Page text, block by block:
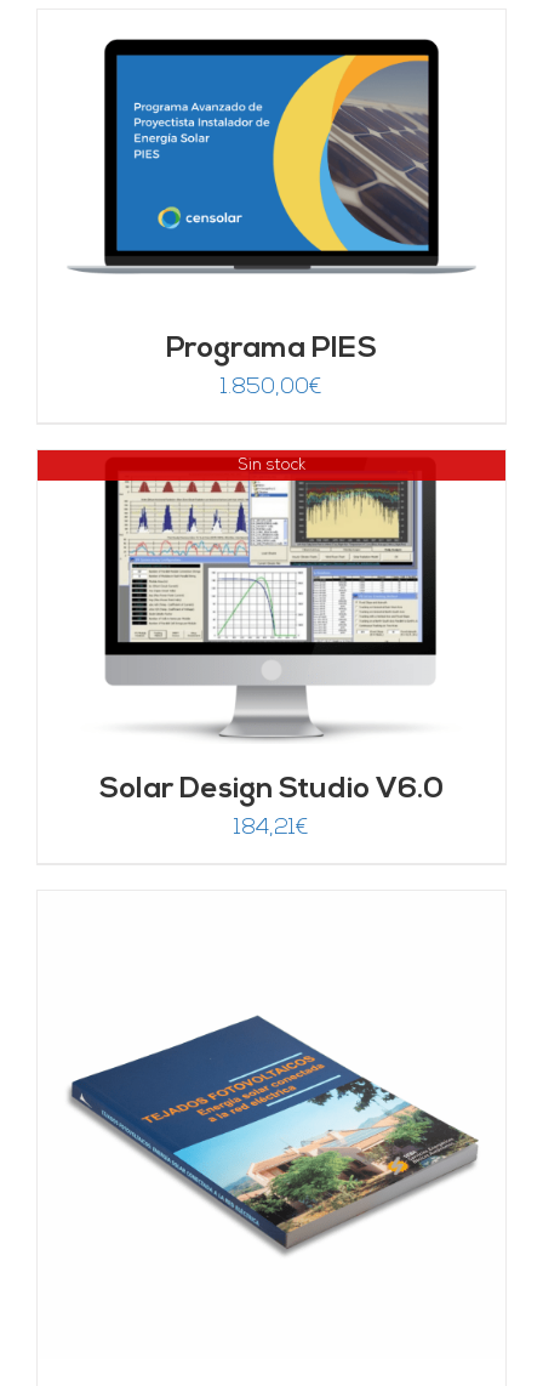
Programa PIES
1.850,00€
Sin stock
Solar Design Studio V6.0
184,21€